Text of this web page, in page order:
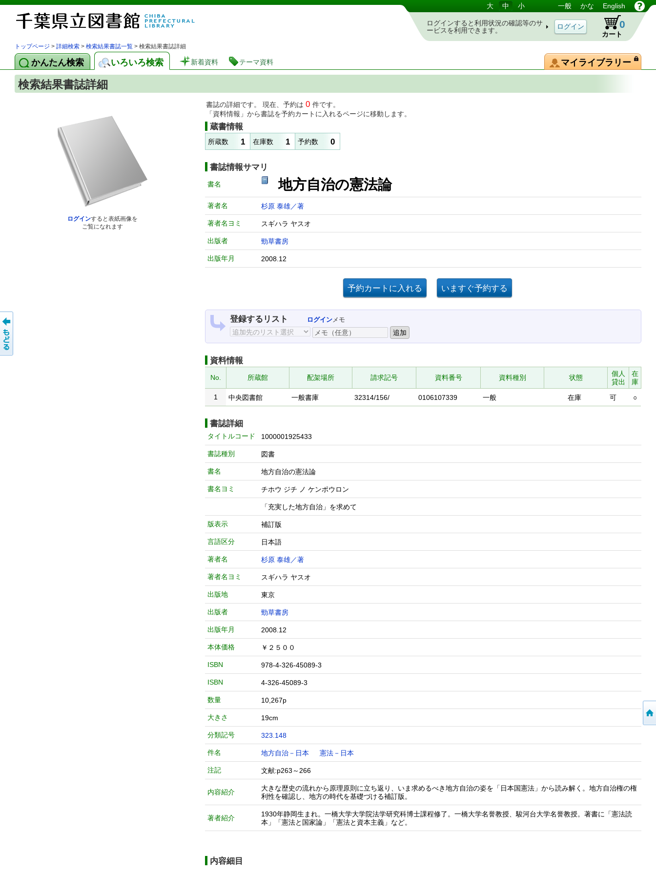
図書館 蔵書検索・予約システム 大 中 小 一般 かな English
ログインすると利用状況の確認等のサ
ービスを利用できます。
カート
0
トップページ > 詳細検索 > 検索結果書誌一覧 > 検索結果書誌詳細
かんたん検索 いろいろ検索 新着資料 テーマ資料 マイライブラリー
検索結果書誌詳細
ログインすると表紙画像を
ご覧になれます
書誌の詳細です。 現在、予約は 0 件です。
「資料情報」から書誌を予約カートに入れるページに移動します。
蔵書情報
所蔵数 1 在庫数 1 予約数 0
書誌情報サマリ
書名 地方自治の憲法論
著者名 杉原 泰雄／著
著者名ヨミ スギハラ ヤスオ
出版者 勁草書房
出版年月 2008.12
登録するリスト ログインメモ
資料情報
No. 所蔵館 配架場所 請求記号 資料番号 資料種別 状態
個人
貸出
在
庫
1
中央図書館 一般書庫 32314/156/ 0106107339 一般 在庫 可 ○
書誌詳細
タイトルコード 1000001925433
書誌種別 図書
書名 地方自治の憲法論
書名ヨミ チホウ ジチ ノ ケンポウロン
「充実した地方自治」を求めて
版表示 補訂版
言語区分 日本語
著者名 杉原 泰雄／著
著者名ヨミ スギハラ ヤスオ
出版地 東京
出版者 勁草書房
出版年月 2008.12
本体価格 ￥２５００
ISBN 978-4-326-45089-3
ISBN 4-326-45089-3
数量 10,267p
大きさ 19cm
分類記号 323.148
件名 地方自治－日本 憲法－日本
注記 文献:p263～266
内容紹介
大きな歴史の流れから原理原則に立ち返り、いま求めるべき地方自治の姿を「日本国憲法」から読み解く。地方自治権の権
利性を確認し、地方の時代を基礎づける補訂版。
著者紹介
1930年静岡生まれ。一橋大学大学院法学研究科博士課程修了。一橋大学名誉教授、駿河台大学名誉教授。著書に「憲法読
本」「憲法と国家論」「憲法と資本主義」など。
内容細目